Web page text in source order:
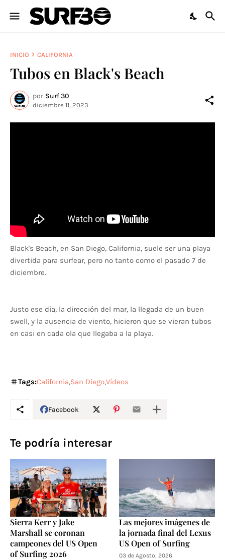
INICIO CALIFORNIA
Tubos en Black's Beach
por Surf 30
diciembre 11, 2023
Black's Beach, en San Diego, California, suele ser una playa
divertida para surfear, pero no tanto como el pasado 7 de
diciembre.
Justo ese día, la dirección del mar, la llegada de un buen
swell, y la ausencia de viento, hicieron que se vieran tubos
en casi en cada ola que llegaba a la playa.
Tags:California San DiegoVídeos
Facebook
Te podría interesar
Sierra Kerr y Jake
Marshall se coronan
campeones del US Open
of Surfing 2026
Las mejores imágenes de
la jornada final del Lexus
US Open of Surfing
03 de Agosto, 2026